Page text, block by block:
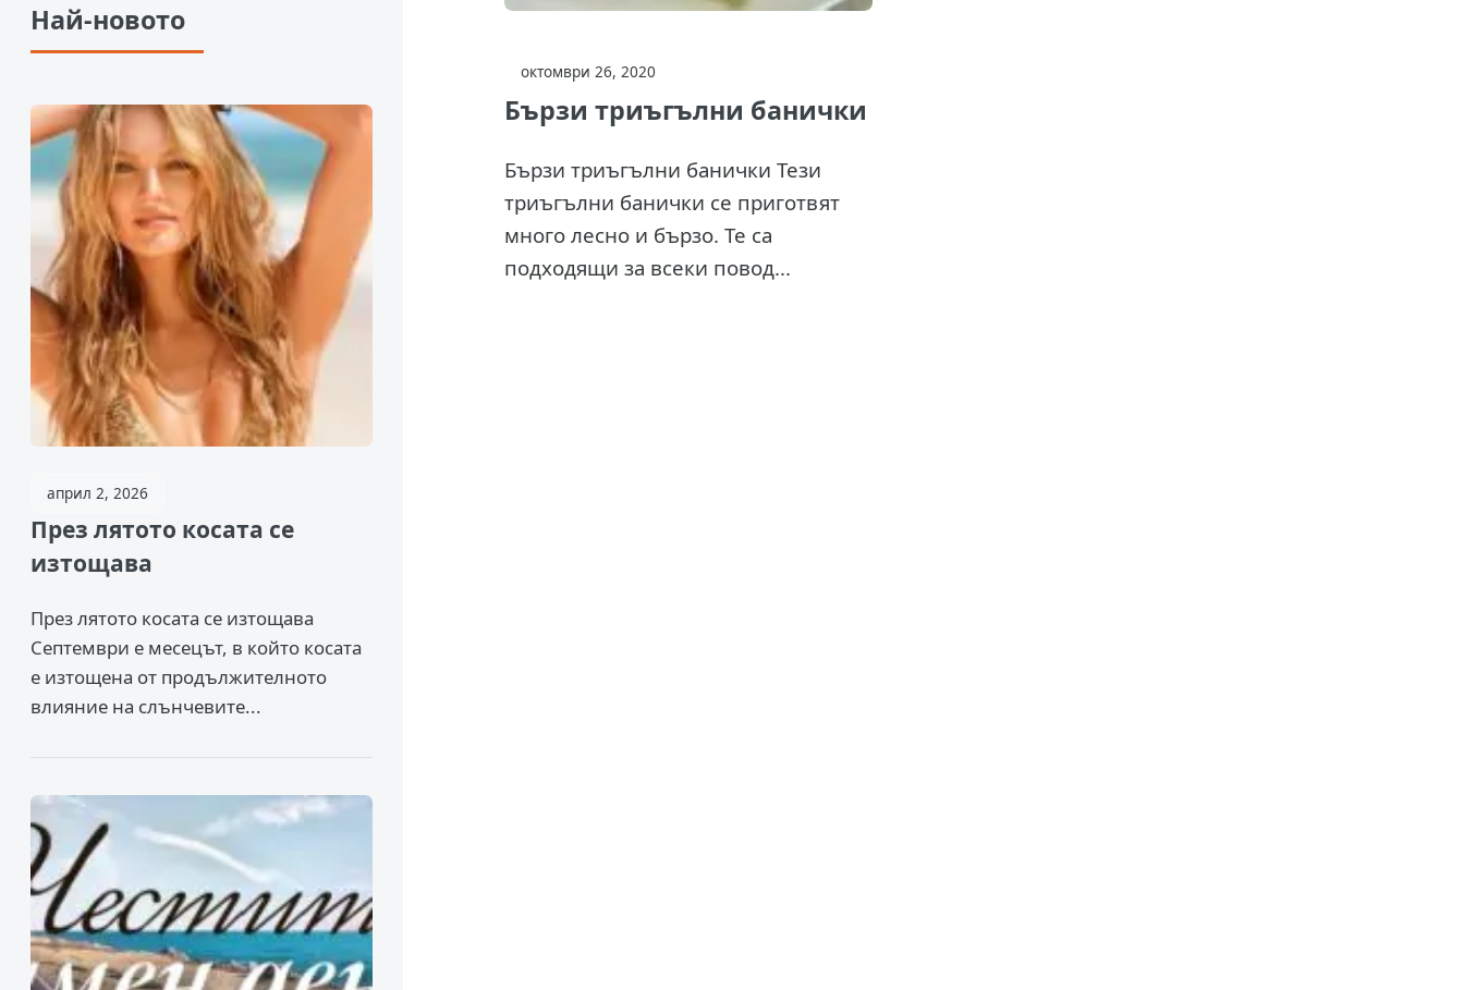
октомври 26, 2020
Бързи триъгълни банички
Бързи триъгълни банички Тези
триъгълни банички се приготвят
много лесно и бързо. Те са
подходящи за всеки повод...
Най-новото
април 2, 2026
През лятото косата се
изтощава
През лятото косата се изтощава
Септември е месецът, в който косата
е изтощена от продължителното
влияние на слънчевите...